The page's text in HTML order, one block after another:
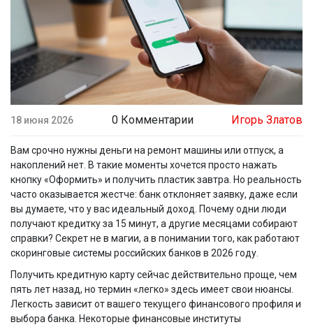
18 июня 2026 0 Комментарии Игорь Златов
Вам срочно нужны деньги на ремонт машины или отпуск, а
накоплений нет. В такие моменты хочется просто нажать
кнопку «Оформить» и получить пластик завтра. Но реальность
часто оказывается жестче: банк отклоняет заявку, даже если
вы думаете, что у вас идеальный доход. Почему одни люди
получают кредитку за 15 минут, а другие месяцами собирают
справки? Секрет не в магии, а в понимании того, как работают
скоринговые системы российских банков в 2026 году.
Получить кредитную карту сейчас действительно проще, чем
пять лет назад, но термин «легко» здесь имеет свои нюансы.
Легкость зависит от вашего текущего финансового профиля и
выбора банка. Некоторые финансовые институты